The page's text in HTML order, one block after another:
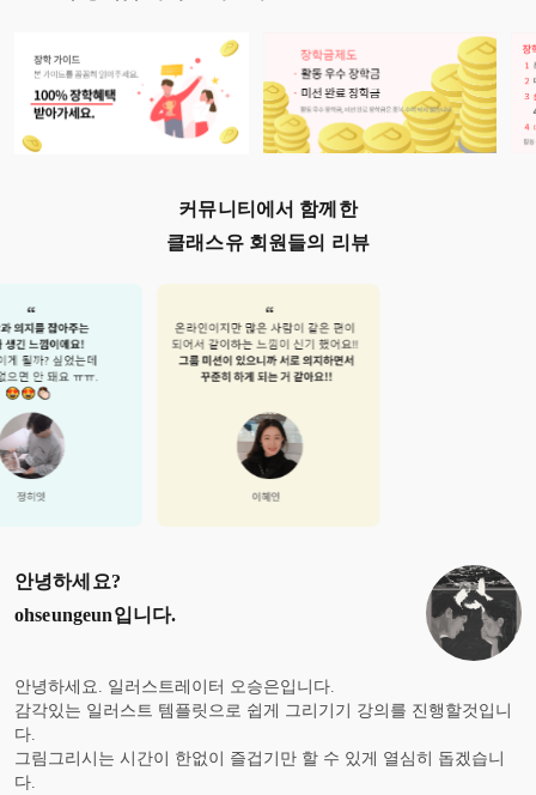
커뮤니티에서 함께한
클래스유 회원들의 리뷰
안녕하세요?
ohseungeun입니다.
안녕하세요. 일러스트레이터 오승은입니다.
감각있는 일러스트 템플릿으로 쉽게 그리기기 강의를 진행할것입니
다.
그림그리시는 시간이 한없이 즐겁기만 할 수 있게 열심히 돕겠습니
다.